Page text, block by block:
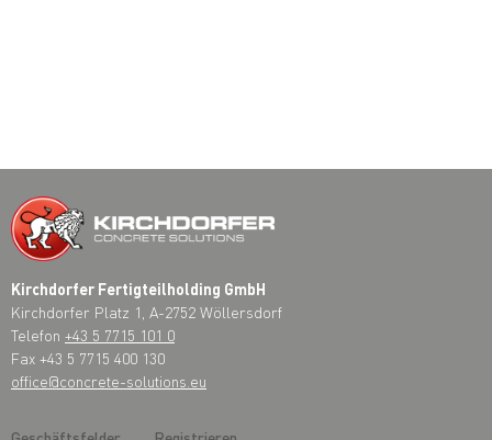
Kirchdorfer Fertigteilholding GmbH
Kirchdorfer Platz 1, A-2752 Wöllersdorf
Telefon +43 5 7715 101 0
Fax +43 5 7715 400 130
office@concrete-solutions.eu